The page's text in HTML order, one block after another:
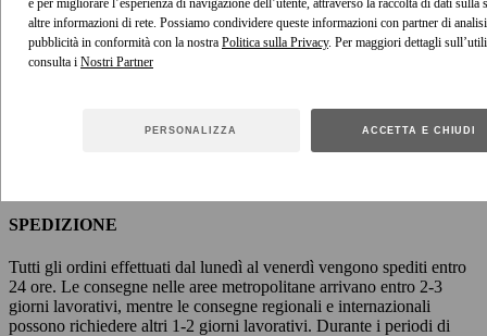
e per migliorare l’esperienza di navigazione dell’utente, attraverso la raccolta di dati sulla
altre informazioni di rete. Possiamo condividere queste informazioni con partner di
pubblicità in conformità con la nostra Politica sulla Privacy. Per maggiori dettagli
consulta i
PERSONALIZZA ACCETTA E CHIUDI
SPEDIZIONE
Tutti gli ordini effettuati dal lunedì al venerdì vengono spediti entro
24 ore. Le consegne nelle aree metropolitane arrivano entro 2-3
giorni lavorativi, mentre le consegne regionali e internazionali
possono richiedere altri 1-2 giorni lavorativi. Durante i periodi di